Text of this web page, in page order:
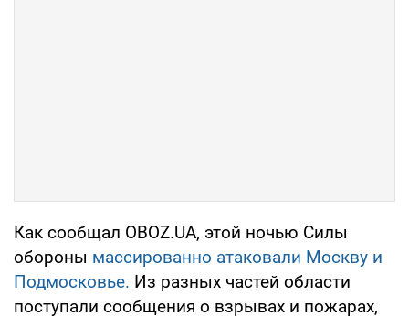
Как сообщал OBOZ.UA, этой ночью Силы
обороны массированно атаковали Москву и
Подмосковье. Из разных частей области
поступали сообщения о взрывах и пожарах,